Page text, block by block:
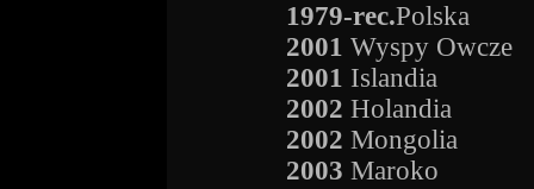
1979-rec.Polska
2001 Wyspy Owcze
2001 Islandia
2002 Holandia
2002 Mongolia
2003 Maroko